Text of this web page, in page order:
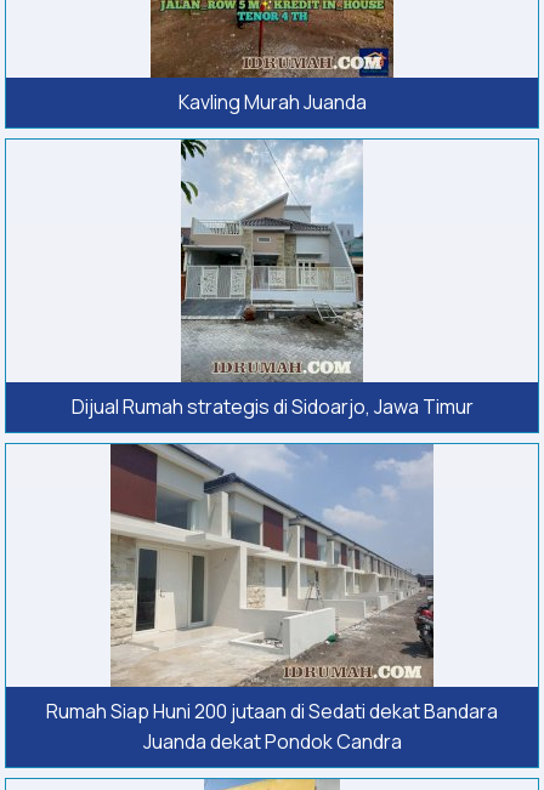
Kavling Murah Juanda
Dijual Rumah strategis di Sidoarjo, Jawa Timur
Rumah Siap Huni 200 jutaan di Sedati dekat Bandara
Juanda dekat Pondok Candra